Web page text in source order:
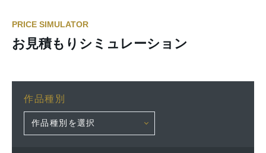
PRICE SIMULATOR
お見積もりシミュレーション
作品種別